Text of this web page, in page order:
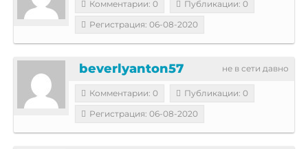
Комментарии: 0
Публикации: 0
Регистрация: 06-08-2020
не в сети давно
beverlyanton57
Комментарии: 0
Публикации: 0
Регистрация: 06-08-2020